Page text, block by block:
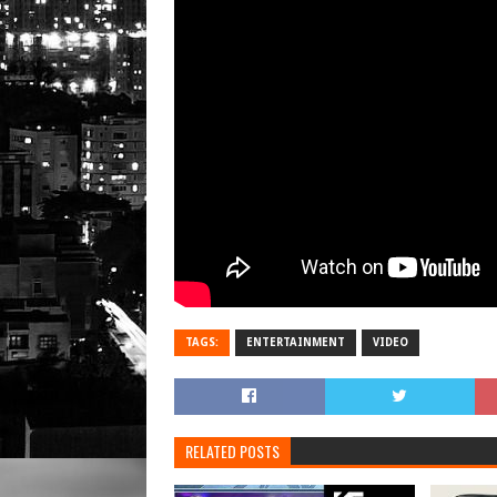
TAGS: ENTERTAINMENT VIDEO
RELATED POSTS